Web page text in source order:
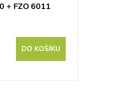
+ FZO 6011
DO KOŠÍKU